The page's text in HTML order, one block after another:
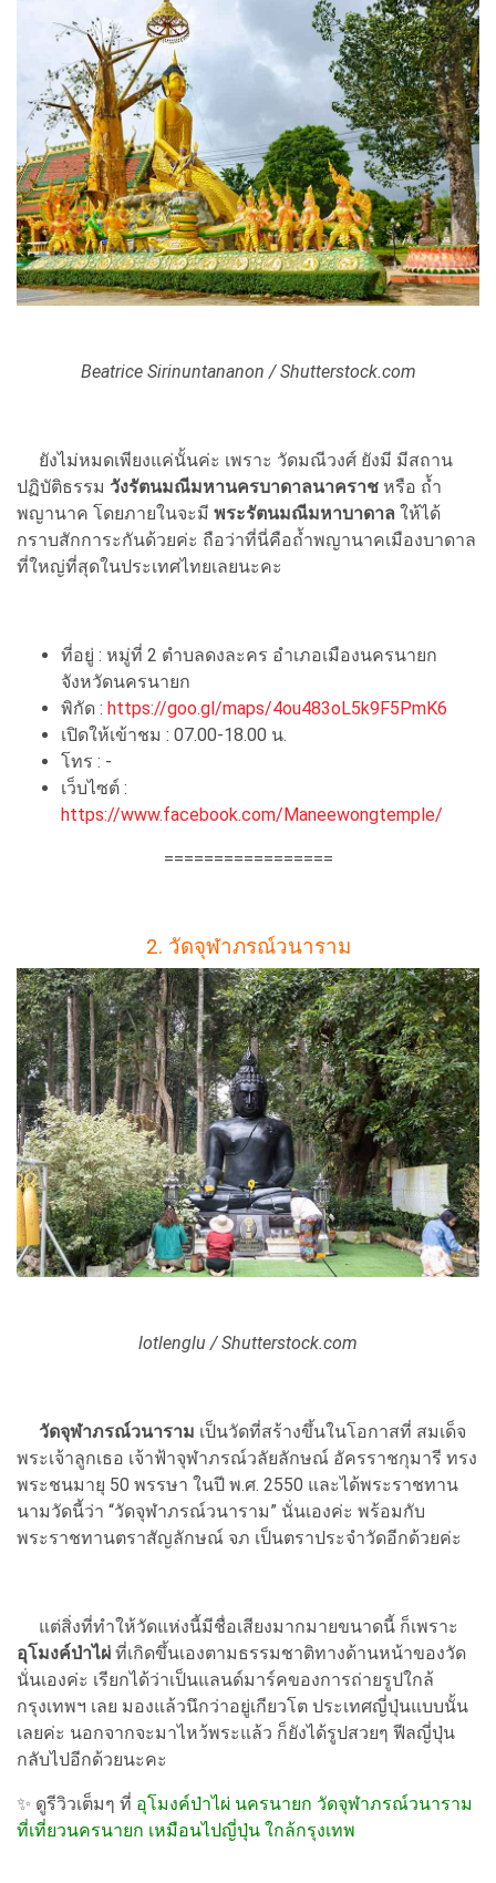
Beatrice Sirinuntananon / Shutterstock.com
ยังไม่หมดเพียงแค่นั้นค่ะ เพราะ วัดมณีวงศ์ ยังมี มีสถาน
ปฏิบัติธรรม วังรัตนมณีมหานครบาดาลนาคราช หรือ ถ้ำ
พญานาค โดยภายในจะมี พระรัตนมณีมหาบาดาล ให้ได้
กราบสักการะกันด้วยค่ะ ถือว่าที่นี่คือถ้ำพญานาคเมืองบาดาล
ที่ใหญ่ที่สุดในประเทศไทยเลยนะคะ
ที่อยู่ : หมู่ที่ 2 ตำบลดงละคร อำเภอเมืองนครนายก
จังหวัดนครนายก
พิกัด : https://goo.gl/maps/4ou483oL5k9F5PmK6
เปิดให้เข้าชม : 07.00-18.00 น.
โทร : -
เว็บไซต์ :
https://www.facebook.com/Maneewongtemple/
=================
2. วัดจุฬาภรณ์วนาราม
lotlenglu / Shutterstock.com
วัดจุฬาภรณ์วนาราม เป็นวัดที่สร้างขึ้นในโอกาสที่ สมเด็จ
พระเจ้าลูกเธอ เจ้าฟ้าจุฬาภรณ์วลัยลักษณ์ อัครราชกุมารี ทรง
พระชนมายุ 50 พรรษา ในปี พ.ศ. 2550 และได้พระราชทาน
นามวัดนี้ว่า “วัดจุฬาภรณ์วนาราม” นั่นเองค่ะ พร้อมกับ
พระราชทานตราสัญลักษณ์ จภ เป็นตราประจำวัดอีกด้วยค่ะ
แต่สิ่งที่ทำให้วัดแห่งนี้มีชื่อเสียงมากมายขนาดนี้ ก็เพราะ
อุโมงค์ป่าไผ่ ที่เกิดขึ้นเองตามธรรมชาติทางด้านหน้าของวัด
นั่นเองค่ะ เรียกได้ว่าเป็นแลนด์มาร์คของการถ่ายรูปใกล้
กรุงเทพฯ เลย มองแล้วนึกว่าอยู่เกียวโต ประเทศญี่ปุ่นแบบนั้น
เลยค่ะ นอกจากจะมาไหว้พระแล้ว ก็ยังได้รูปสวยๆ ฟีลญี่ปุ่น
กลับไปอีกด้วยนะคะ
✨ ดูรีวิวเต็มๆ ที่ อุโมงค์ป่าไผ่ นครนายก วัดจุฬาภรณ์วนาราม
ที่เที่ยวนครนายก เหมือนไปญี่ปุ่น ใกล้กรุงเทพ